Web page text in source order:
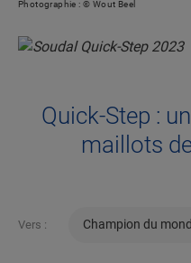
Photographie : © Wout Beel
Quick-Step :
maillots
Vers : Champion du